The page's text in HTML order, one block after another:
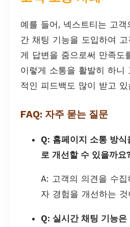
예를 들어, 넥스트티는 고
간 채팅 기능을 도입하여
게 답변을 줌으로써 만족도
이렇게 소통을 활발히 하니
적인 피드백도 많이 받고 있
FAQ: 자주 묻는 질문
Q: 홈페이지 소통 방
로 개선할 수 있을까요
A: 고객의 의견을 수
자 경험을 개선하는
Q: 실시간 채팅 기능